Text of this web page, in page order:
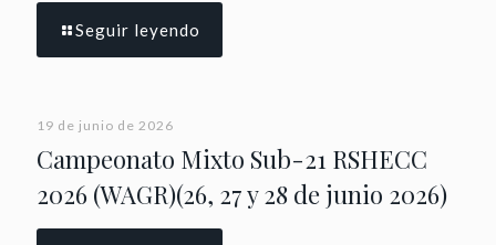
Seguir leyendo
19 de junio de 2026
Campeonato Mixto Sub-21 RSHECC
2026 (WAGR)(26, 27 y 28 de junio 2026)